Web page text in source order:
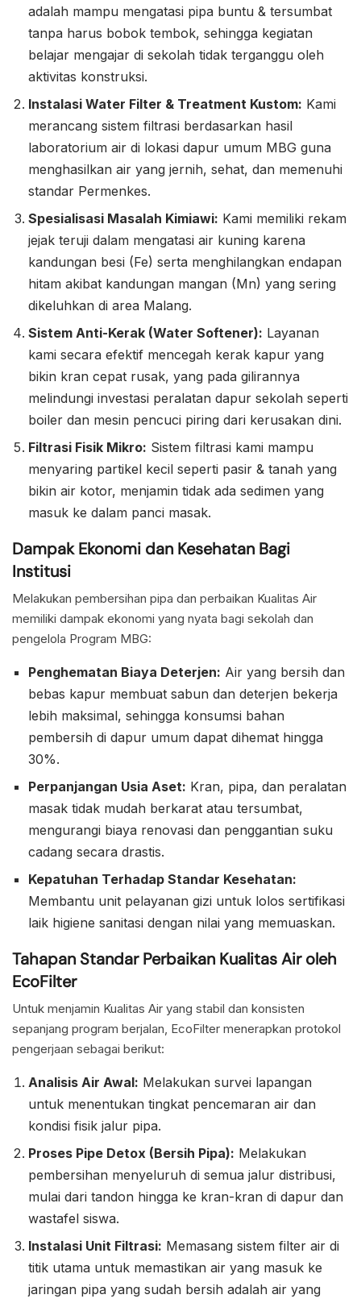
adalah mampu mengatasi pipa buntu & tersumbat
tanpa harus bobok tembok, sehingga kegiatan
belajar mengajar di sekolah tidak terganggu oleh
aktivitas konstruksi.
Instalasi Water Filter & Treatment Kustom: Kami
merancang sistem filtrasi berdasarkan hasil
laboratorium air di lokasi dapur umum MBG guna
menghasilkan air yang jernih, sehat, dan memenuhi
standar Permenkes.
Spesialisasi Masalah Kimiawi: Kami memiliki rekam
jejak teruji dalam mengatasi air kuning karena
kandungan besi (Fe) serta menghilangkan endapan
hitam akibat kandungan mangan (Mn) yang sering
dikeluhkan di area Malang.
Sistem Anti-Kerak (Water Softener): Layanan
kami secara efektif mencegah kerak kapur yang
bikin kran cepat rusak, yang pada gilirannya
melindungi investasi peralatan dapur sekolah seperti
boiler dan mesin pencuci piring dari kerusakan dini.
Filtrasi Fisik Mikro: Sistem filtrasi kami mampu
menyaring partikel kecil seperti pasir & tanah yang
bikin air kotor, menjamin tidak ada sedimen yang
masuk ke dalam panci masak.
Dampak Ekonomi dan Kesehatan Bagi
Institusi
Melakukan pembersihan pipa dan perbaikan Kualitas Air
memiliki dampak ekonomi yang nyata bagi sekolah dan
pengelola Program MBG:
Penghematan Biaya Deterjen: Air yang bersih dan
bebas kapur membuat sabun dan deterjen bekerja
lebih maksimal, sehingga konsumsi bahan
pembersih di dapur umum dapat dihemat hingga
30%.
Perpanjangan Usia Aset: Kran, pipa, dan peralatan
masak tidak mudah berkarat atau tersumbat,
mengurangi biaya renovasi dan penggantian suku
cadang secara drastis.
Kepatuhan Terhadap Standar Kesehatan:
Membantu unit pelayanan gizi untuk lolos sertifikasi
laik higiene sanitasi dengan nilai yang memuaskan.
Tahapan Standar Perbaikan Kualitas Air oleh
EcoFilter
Untuk menjamin Kualitas Air yang stabil dan konsisten
sepanjang program berjalan, EcoFilter menerapkan protokol
pengerjaan sebagai berikut:
Analisis Air Awal: Melakukan survei lapangan
untuk menentukan tingkat pencemaran air dan
kondisi fisik jalur pipa.
Proses Pipe Detox (Bersih Pipa): Melakukan
pembersihan menyeluruh di semua jalur distribusi,
mulai dari tandon hingga ke kran-kran di dapur dan
wastafel siswa.
Instalasi Unit Filtrasi: Memasang sistem filter air di
titik utama untuk memastikan air yang masuk ke
jaringan pipa yang sudah bersih adalah air yang